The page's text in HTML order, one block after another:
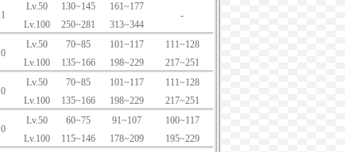
1
Lv.50
Lv.100
130~145
250~281
161~177
313~344
-
0
Lv.50
Lv.100
70~85
135~166
101~117
198~229
111~128
217~251
0
Lv.50
Lv.100
70~85
135~166
101~117
198~229
111~128
217~251
0
Lv.50
Lv.100
60~75
115~146
91~107
178~209
100~117
195~229